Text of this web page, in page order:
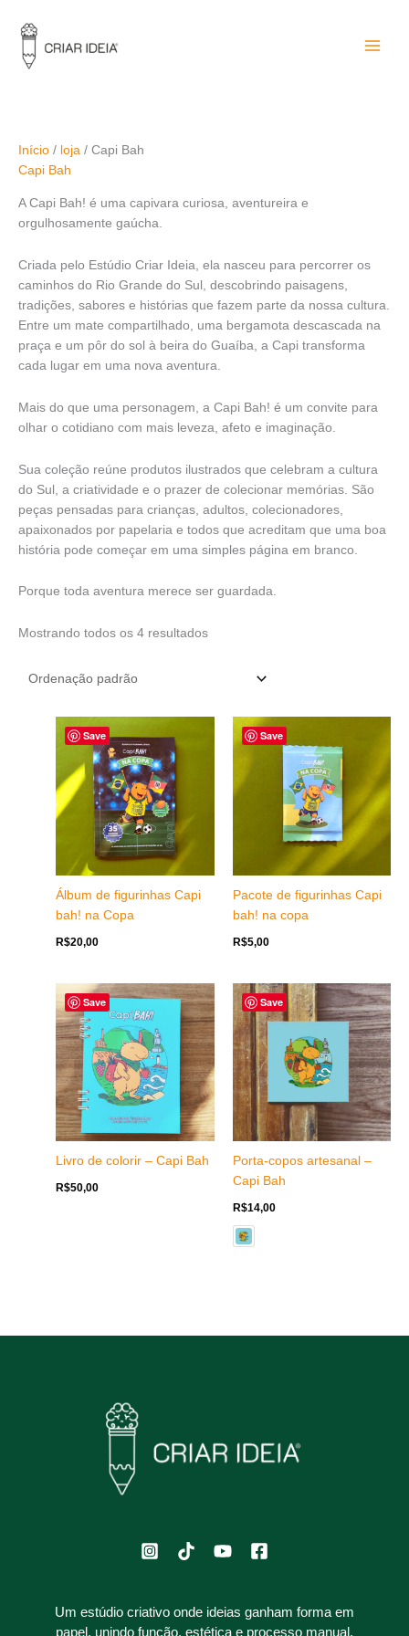
para
conteúdo
Início / loja / Capi Bah
Capi Bah
A Capi Bah! é uma capivara curiosa, aventureira e
orgulhosamente gaúcha.
Criada pelo Estúdio Criar Ideia, ela nasceu para percorrer os
caminhos do Rio Grande do Sul, descobrindo paisagens,
tradições, sabores e histórias que fazem parte da nossa cultura.
Entre um mate compartilhado, uma bergamota descascada na
praça e um pôr do sol à beira do Guaíba, a Capi transforma
cada lugar em uma nova aventura.
Mais do que uma personagem, a Capi Bah! é um convite para
olhar o cotidiano com mais leveza, afeto e imaginação.
Sua coleção reúne produtos ilustrados que celebram a cultura
do Sul, a criatividade e o prazer de colecionar memórias. São
peças pensadas para crianças, adultos, colecionadores,
apaixonados por papelaria e todos que acreditam que uma boa
história pode começar em uma simples página em branco.
Porque toda aventura merece ser guardada.
Mostrando todos os 4 resultados
Save
Álbum de figurinhas Capi
bah! na Copa
R$20,00
Save
Pacote de figurinhas Capi
bah! na copa
R$5,00
Save
Livro de colorir – Capi Bah
R$50,00
Save
Porta-copos artesanal –
Capi Bah
R$14,00
Um estúdio criativo onde ideias ganham forma em
papel, unindo função, estética e processo manual.